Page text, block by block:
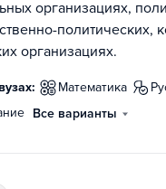
организациях,
политических,
организациях.
математика
Все варианты